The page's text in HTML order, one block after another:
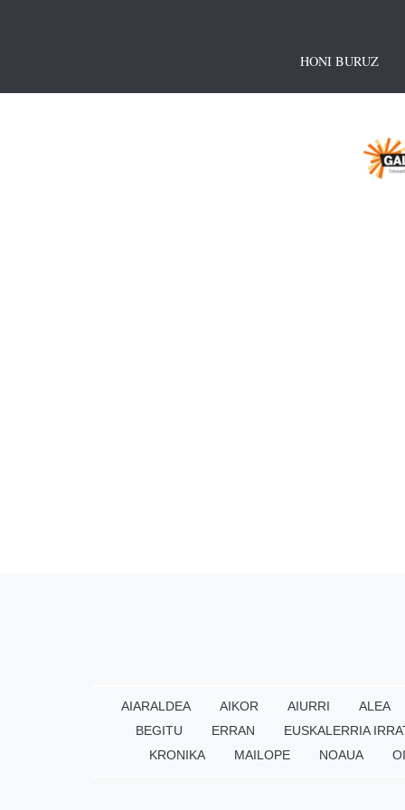
HONI BURUZ
AIARALDEA AIKOR AIURRI ALEA
BEGITU
ERRAN EUSKALERRIA
KRONIKA
MAILOPE NOAUA